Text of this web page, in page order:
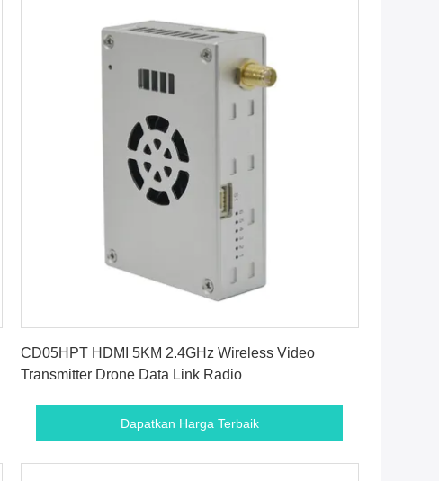
CD05HPT HDMI 5KM 2.4GHz Wireless Video
Transmitter Drone Data Link Radio
Dapatkan Harga Terbaik